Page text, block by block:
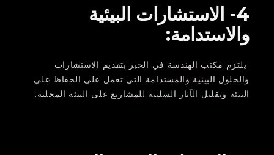
4- الاستشارات البيئية
والاستدامة:
يلتزم مكتب الهندسة في الخبر بتقديم الاستشارات
والحلول البيئية والمستدامة التي تعمل على الحفاظ على
البيئة وتقليل الآثار السلبية للمشاريع على البيئة المحلية.